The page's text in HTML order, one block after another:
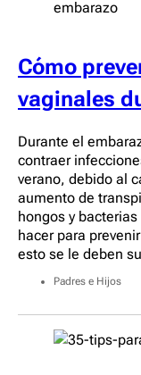
Cómo
vaginales
Durante el
contraer
verano, debido al
aumento de
hongos y
hacer para
esto se le deben
Padres e Hijos